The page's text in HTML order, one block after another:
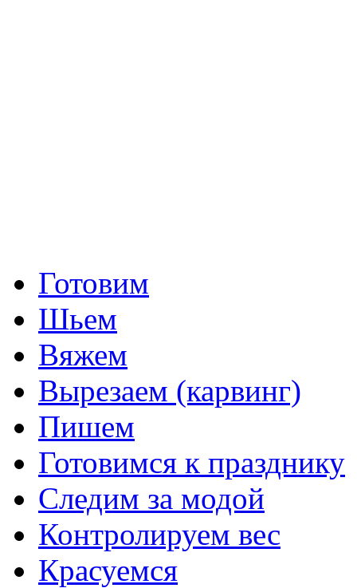
Готовим
Шьем
Вяжем
Вырезаем (карвинг)
Пишем
Готовимся к празднику
Следим за модой
Контролируем вес
Красуемся